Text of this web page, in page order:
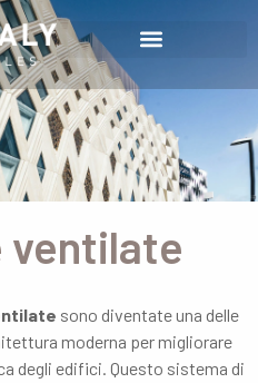
ventilate
sono diventate una delle
moderna per migliorare
degli edifici. Questo sistema di